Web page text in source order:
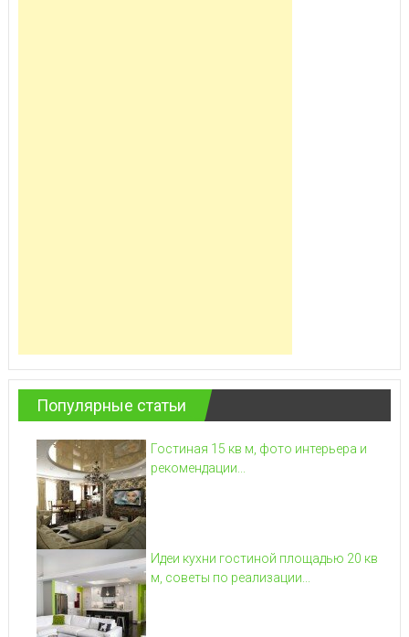
Популярные статьи
Гостиная 15 кв м, фото интерьера и
рекомендации...
Идеи кухни гостиной площадью 20 кв
м, советы по реализации...